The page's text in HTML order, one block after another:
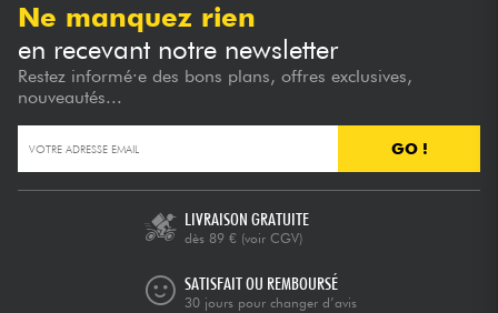
Ne manquez rien
en recevant notre newsletter
Restez informé·e des bons plans, offres exclusives,
nouveautés...
GO !
LIVRAISON GRATUITE
dès 89 € (voir CGV)
SATISFAIT OU REMBOURSÉ
30 jours pour changer d’avis